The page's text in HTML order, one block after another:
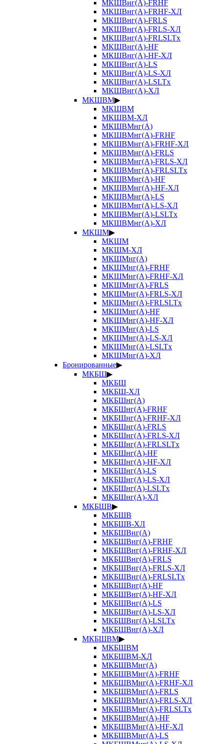
МКШВнг(А)-FRHF
МКШВнг(А)-FRHF-ХЛ
МКШВнг(А)-FRLS
МКШВнг(А)-FRLS-ХЛ
МКШВнг(А)-FRLSLTx
МКШВнг(А)-HF
МКШВнг(А)-HF-ХЛ
МКШВнг(А)-LS
МКШВнг(А)-LS-ХЛ
МКШВнг(А)-LSLTx
МКШВнг(А)-ХЛ
МКШВМ▶
МКШВМ
МКШВМ-ХЛ
МКШВМнг(А)
МКШВМнг(А)-FRHF
МКШВМнг(А)-FRHF-ХЛ
МКШВМнг(А)-FRLS
МКШВМнг(А)-FRLS-ХЛ
МКШВМнг(А)-FRLSLTx
МКШВМнг(А)-HF
МКШВМнг(А)-HF-ХЛ
МКШВМнг(А)-LS
МКШВМнг(А)-LS-ХЛ
МКШВМнг(А)-LSLTx
МКШВМнг(А)-ХЛ
МКШМ▶
МКШМ
МКШМ-ХЛ
МКШМнг(А)
МКШМнг(А)-FRHF
МКШМнг(А)-FRHF-ХЛ
МКШМнг(А)-FRLS
МКШМнг(А)-FRLS-ХЛ
МКШМнг(А)-FRLSLTx
МКШМнг(А)-HF
МКШМнг(А)-HF-ХЛ
МКШМнг(А)-LS
МКШМнг(А)-LS-ХЛ
МКШМнг(А)-LSLTx
МКШМнг(А)-ХЛ
Бронированные▶
МКБШ▶
МКБШ
МКБШ-ХЛ
МКБШнг(А)
МКБШнг(А)-FRHF
МКБШнг(А)-FRHF-ХЛ
МКБШнг(А)-FRLS
МКБШнг(А)-FRLS-ХЛ
МКБШнг(А)-FRLSLTx
МКБШнг(А)-HF
МКБШнг(А)-HF-ХЛ
МКБШнг(А)-LS
МКБШнг(А)-LS-ХЛ
МКБШнг(А)-LSLTx
МКБШнг(А)-ХЛ
МКБШВ▶
МКБШВ
МКБШВ-ХЛ
МКБШВнг(А)
МКБШВнг(А)-FRHF
МКБШВнг(А)-FRHF-ХЛ
МКБШВнг(А)-FRLS
МКБШВнг(А)-FRLS-ХЛ
МКБШВнг(А)-FRLSLTx
МКБШВнг(А)-HF
МКБШВнг(А)-HF-ХЛ
МКБШВнг(А)-LS
МКБШВнг(А)-LS-ХЛ
МКБШВнг(А)-LSLTx
МКБШВнг(А)-ХЛ
МКБШВМ▶
МКБШВМ
МКБШВМ-ХЛ
МКБШВМнг(А)
МКБШВМнг(А)-FRHF
МКБШВМнг(А)-FRHF-ХЛ
МКБШВМнг(А)-FRLS
МКБШВМнг(А)-FRLS-ХЛ
МКБШВМнг(А)-FRLSLTx
МКБШВМнг(А)-HF
МКБШВМнг(А)-HF-ХЛ
МКБШВМнг(А)-LS